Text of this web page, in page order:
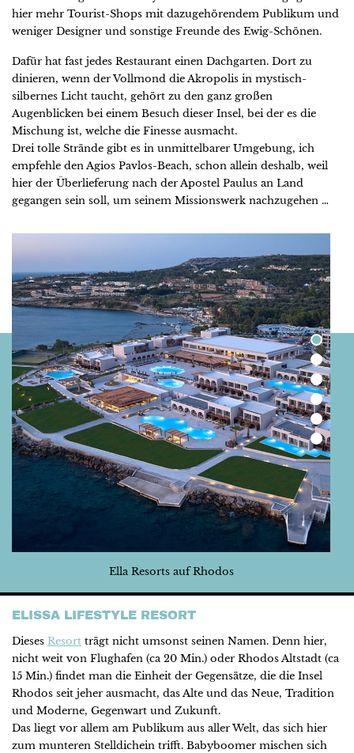
hier mehr Tourist-Shops mit dazugehörendem Publikum und
weniger Designer und sonstige Freunde des Ewig-Schönen.
Dafür hat fast jedes Restaurant einen Dachgarten. Dort zu
dinieren, wenn der Vollmond die Akropolis in mystisch-
silbernes Licht taucht, gehört zu den ganz großen
Augenblicken bei einem Besuch dieser Insel, bei der es die
Mischung ist, welche die Finesse ausmacht.
Drei tolle Strände gibt es in unmittelbarer Umgebung, ich
empfehle den Agios Pavlos-Beach, schon allein deshalb, weil
hier der Überlieferung nach der Apostel Paulus an Land
gegangen sein soll, um seinem Missionswerk nachzugehen …
Ella Resorts auf Rhodos
ELISSA LIFESTYLE RESORT
Dieses Resort trägt nicht umsonst seinen Namen. Denn hier,
nicht weit von Flughafen (ca 20 Min.) oder Rhodos Altstadt (ca
15 Min.) findet man die Einheit der Gegensätze, die die Insel
Rhodos seit jeher ausmacht, das Alte und das Neue, Tradition
und Moderne, Gegenwart und Zukunft.
Das liegt vor allem am Publikum aus aller Welt, das sich hier
zum munteren Stelldichein trifft. Babyboomer mischen sich